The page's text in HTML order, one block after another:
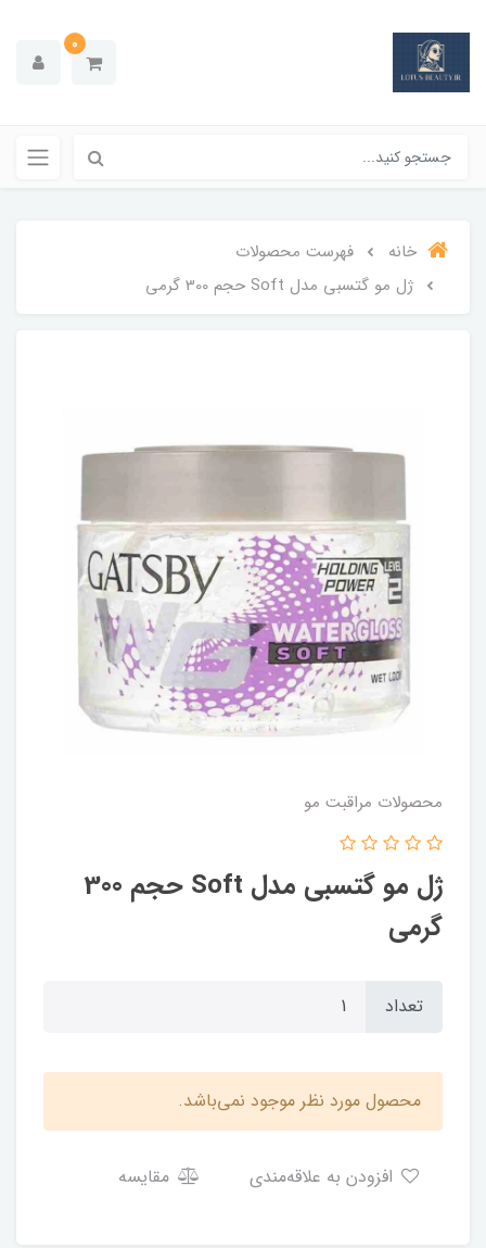
0
خانه
فهرست محصولات
ژل مو گتسبي مدل Soft حجم 300 گرمي
محصولات مراقبت مو
ژل مو گتسبي مدل Soft حجم 300
گرمي
تعداد
محصول مورد نظر موجود نمی‌باشد.
مقایسه